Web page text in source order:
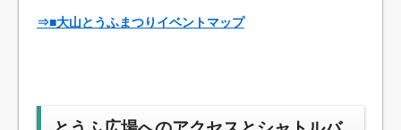
⇒■大山とうふまつりイベントマップ